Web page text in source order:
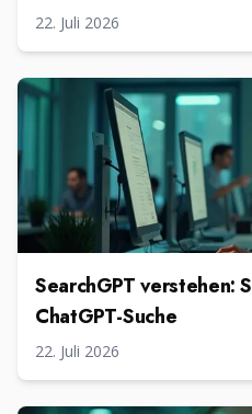
22. Juli 2026
SearchGPT verstehen:
ChatGPT-Suche
22. Juli 2026